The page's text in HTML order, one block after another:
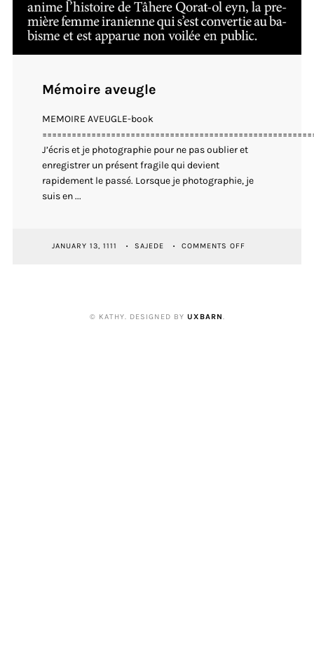
Mémoire aveugle
MEMOIRE AVEUGLE-book
J’écris et je photographie pour ne pas oublier et
enregistrer un présent fragile qui devient
rapidement le passé. Lorsque je photographie, je
suis en ...
JANUARY 13, 1111 SAJEDE COMMENTS OFFON
© KATHY. DESIGNED BY UXBARN.